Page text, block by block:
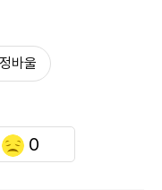
바울
0